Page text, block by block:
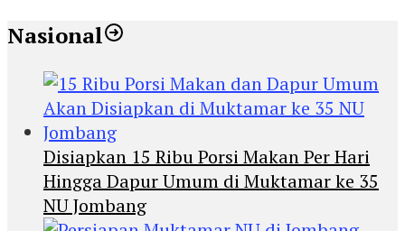
Nasional
Disiapkan 15 Ribu Porsi Makan Per Hari
Hingga Dapur Umum di Muktamar ke 35
NU Jombang